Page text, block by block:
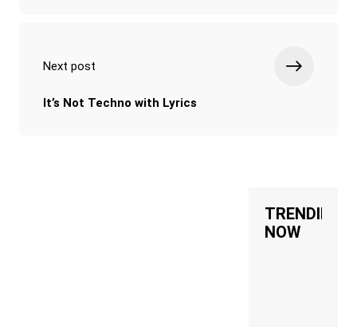
Next post
It’s Not Techno with Lyrics
TRENDING
NOW